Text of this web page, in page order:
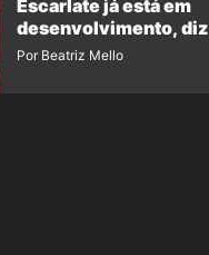
Escarlate já está em
desenvolvimento, diz
insider
Por Beatriz Mello